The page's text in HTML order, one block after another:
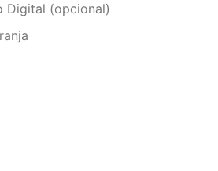
Digital (opcional)